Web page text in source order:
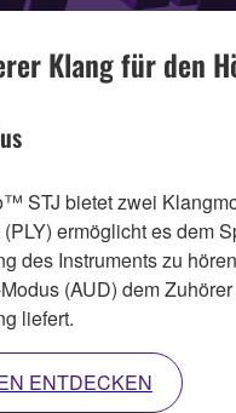
Klang für den
STJ bietet zwei
ermöglicht es dem
des Instruments zu
(AUD) dem
liefert.
ENTDECKEN